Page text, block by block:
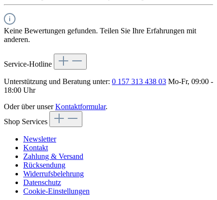
Keine Bewertungen gefunden. Teilen Sie Ihre Erfahrungen mit
anderen.
Service-Hotline
Unterstützung und Beratung unter: 0 157 313 438 03 Mo-Fr, 09:00 -
18:00 Uhr
Oder über unserKontaktformular.
Shop Services
Newsletter
Kontakt
Zahlung & Versand
Rücksendung
Widerrufsbelehrung
Datenschutz
Cookie-Einstellungen